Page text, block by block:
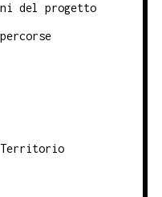
del progetto